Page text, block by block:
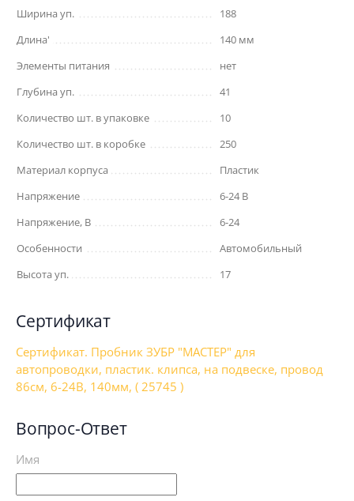
Ширина уп.
188
Длина'
140 мм
Элементы питания
нет
Глубина уп.
41
Количество шт. в упаковке
10
Количество шт. в коробке
250
Материал корпуса
Пластик
Напряжение
6-24 В
Напряжение, В
6-24
Особенности
Автомобильный
Высота уп.
17
Сертификат
Сертификат. Пробник ЗУБР "МАСТЕР" для
автопроводки, пластик. клипса, на подвеске, провод
86см, 6-24В, 140мм, ( 25745 )
Вопрос-Ответ
Имя